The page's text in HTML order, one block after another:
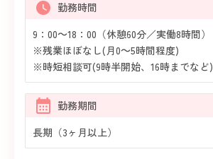
勤務時間
9：00～18：00（休憩60分／実働8時間）
※残業ほぼなし(月0～5時間程度)
※時短相談可(9時半開始、16時までなど)
勤務期間
長期（3ヶ月以上）